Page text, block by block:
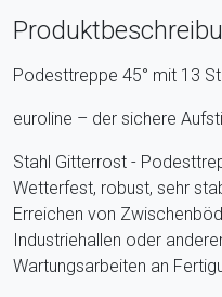
Podesttreppe 45° mit 13
euroline – der sichere
Stahl Gitterrost -
Wetterfest, robust, sehr
Erreichen von
Industriehallen oder
Wartungsarbeiten an